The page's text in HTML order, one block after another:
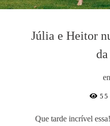
Júlia e Heitor
55
Que tarde incrível